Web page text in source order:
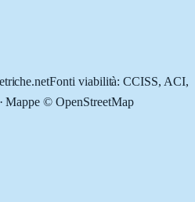
Fonti viabilità: CCISS, ACI,
Mappe © OpenStreetMap